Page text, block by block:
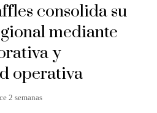
consolida su
mediante
y
operativa
2 semanas